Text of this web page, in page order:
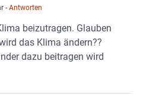
- Antworten
beizutragen. Glauben
das Klima ändern??
dazu beitragen wird